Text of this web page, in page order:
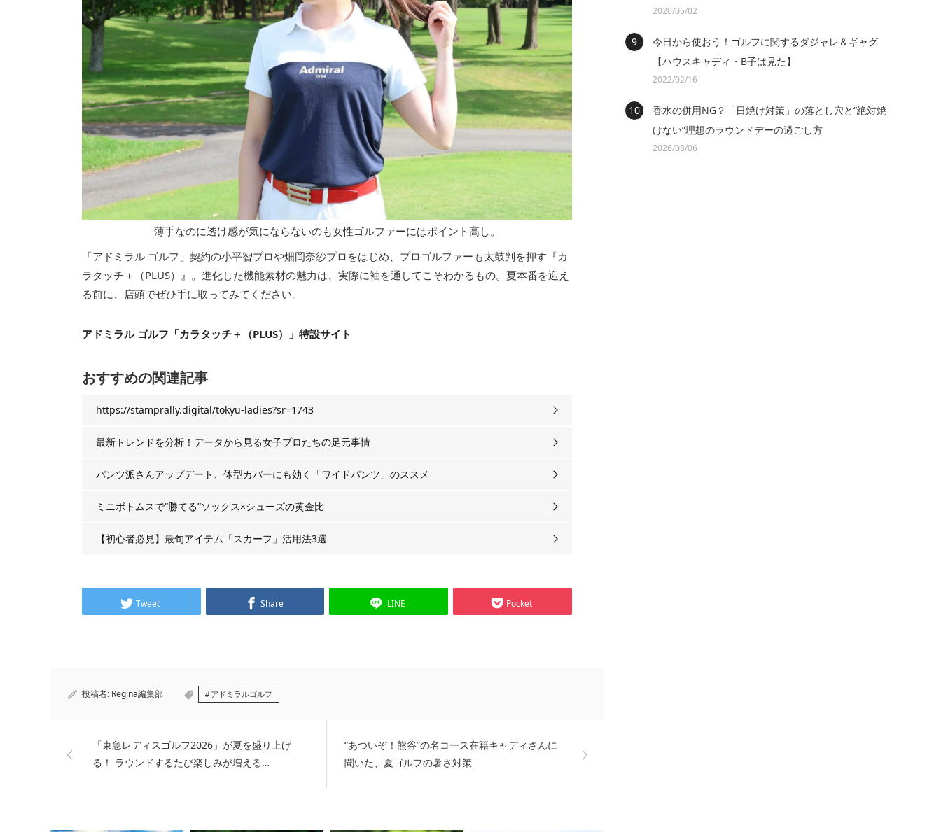
薄手なのに透け感が気にならないのも女性ゴルファーにはポイント高し。
「アドミラル ゴルフ」契約の小平智プロや畑岡奈紗プロをはじめ、プロゴルファーも太鼓判を押す『カ
ラタッチ＋（PLUS）』。進化した機能素材の魅力は、実際に袖を通してこそわかるもの。夏本番を迎え
る前に、店頭でぜひ手に取ってみてください。
アドミラル ゴルフ「カラタッチ＋（PLUS）」特設サイト
おすすめの関連記事
https://stamprally.digital/tokyu-ladies?sr=1743
最新トレンドを分析！データから見る女子プロたちの足元事情
パンツ派さんアップデート、体型カバーにも効く「ワイドパンツ」のススメ
ミニボトムスで“勝てる”ソックス×シューズの黄金比
【初心者必見】最旬アイテム「スカーフ」活用法3選
Tweet Share LINE Pocket
投稿者: Regina編集部 アドミラルゴルフ
「東急レディスゴルフ2026」が夏を盛り上げ
る！ ラウンドするたび楽しみが増える…
“あついぞ！熊谷”の名コース在籍キャディさんに
聞いた、夏ゴルフの暑さ対策
2020/05/02
今日から使おう！ゴルフに関するダジャレ＆ギャグ
【ハウスキャディ・B子は見た】
2022/02/16
香水の併用NG？「日焼け対策」の落とし穴と“絶対焼
けない”理想のラウンドデーの過ごし方
2026/08/06